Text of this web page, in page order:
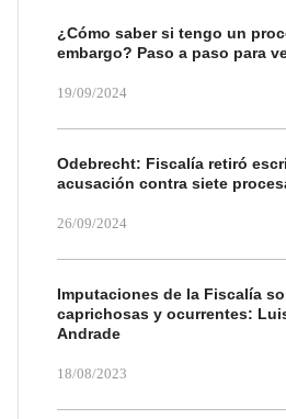
¿Cómo saber si tengo un
embargo? Paso a paso para
19/09/2024
Odebrecht: Fiscalía retiró
acusación contra siete
26/09/2024
Imputaciones de la Fiscalía
caprichosas y ocurrentes:
Andrade
18/08/2023